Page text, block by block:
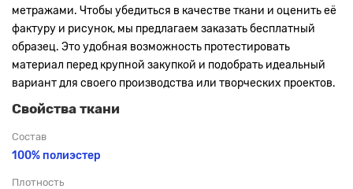
метражами. Чтобы убедиться в качестве ткани и оценить её
фактуру и рисунок, мы предлагаем заказать бесплатный
образец. Это удобная возможность протестировать
материал перед крупной закупкой и подобрать идеальный
вариант для своего производства или творческих проектов.
Свойства ткани
Состав
100% полиэстер
Плотность